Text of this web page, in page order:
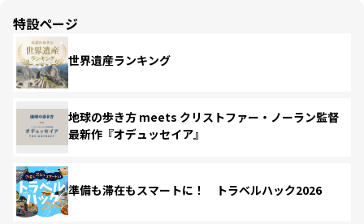
特設ページ
世界遺産ランキング
地球の歩き方 meets クリストファー・ノーラン監督
最新作『オデュッセイア』
準備も滞在もスマートに！ トラベルハック2026